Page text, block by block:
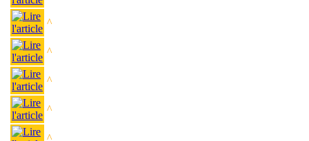
^
^
^
^
^